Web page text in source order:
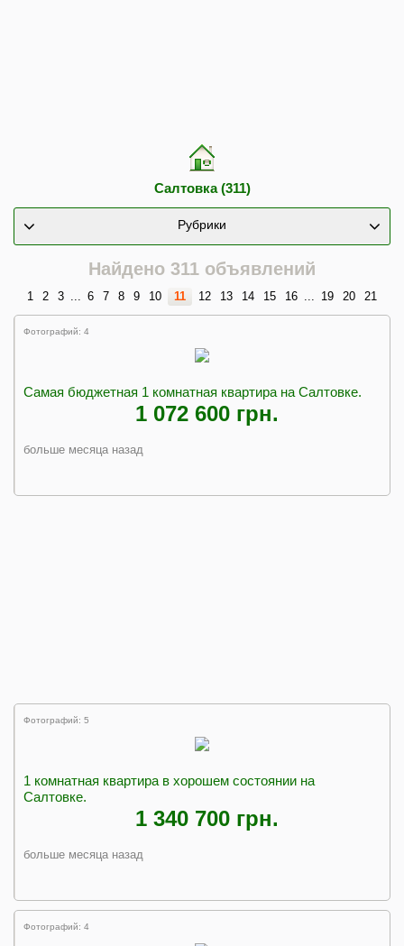
Салтовка (311)
Рубрики
Найдено 311 объявлений
1 2 3 ... 6 7 8 9 10 11 12 13 14 15 16 ... 19 20 21
Фотографий: 4
Самая бюджетная 1 комнатная квартира на Салтовке.
1 072 600 грн.
больше месяца назад
Фотографий: 5
1 комнатная квартира в хорошем состоянии на
Салтовке.
1 340 700 грн.
больше месяца назад
Фотографий: 4